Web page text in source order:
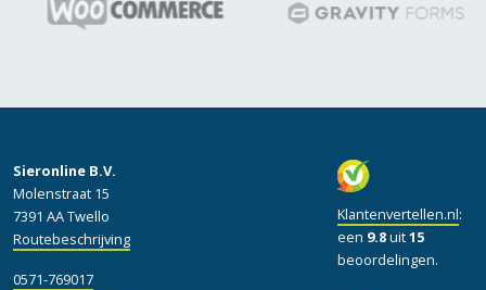
Klantenvertellen.nl:
een 9.8uit15
beoordelingen.
Sieronline B.V.
Molenstraat 15
7391 AA Twello
Routebeschrijving
0571-769017